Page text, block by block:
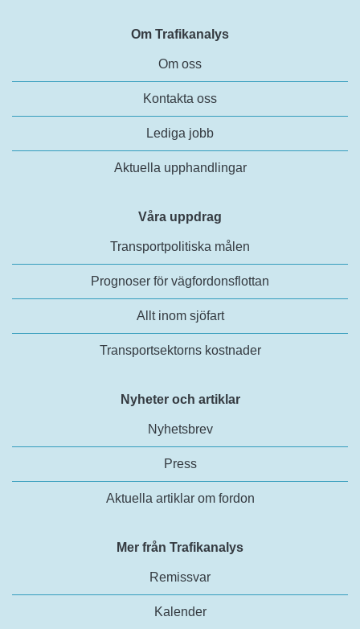
Om Trafikanalys
Om oss
Kontakta oss
Lediga jobb
Aktuella upphandlingar
Våra uppdrag
Transportpolitiska målen
Prognoser för vägfordonsflottan
Allt inom sjöfart
Transportsektorns kostnader
Nyheter och artiklar
Nyhetsbrev
Press
Aktuella artiklar om fordon
Mer från Trafikanalys
Remissvar
Kalender